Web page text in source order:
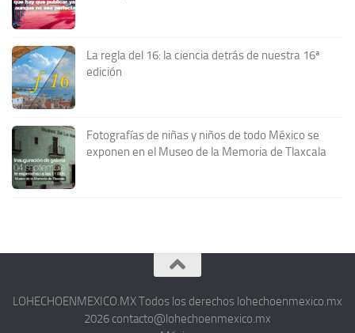
La regla del 16: la ciencia detrás de nuestra 16ª
edición
Fotografías de niñas y niños de todo México se
exponen en el Museo de la Memoria de Tlaxcala
LOHECHOENMEXICO.MX Todos los derechos lohechoenmexico.mx
2026 contacto@lohechoenmexico.mx